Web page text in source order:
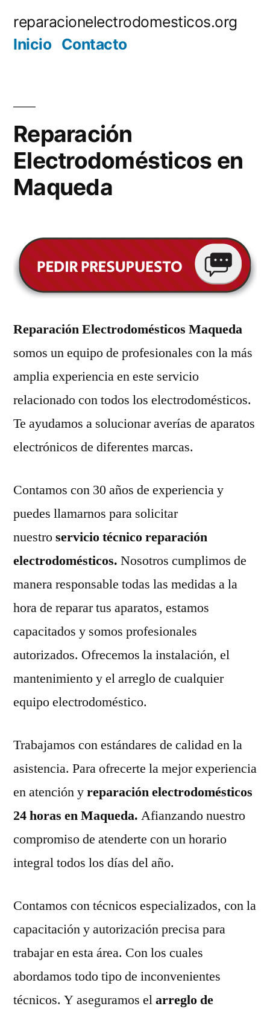
reparacionelectrodomesticos.org
Inicio Contacto
Reparación
Electrodomésticos en
Maqueda
Reparación Electrodomésticos Maqueda
somos un equipo de profesionales con la más
amplia experiencia en este servicio
relacionado con todos los electrodomésticos.
Te ayudamos a solucionar averías de aparatos
electrónicos de diferentes marcas.
Contamos con 30 años de experiencia y
puedes llamarnos para solicitar
nuestroservicio técnico reparación
electrodomésticos. Nosotros cumplimos de
manera responsable todas las medidas a la
hora de reparar tus aparatos, estamos
capacitados y somos profesionales
autorizados. Ofrecemos la instalación, el
mantenimiento y el arreglo de cualquier
equipo electrodoméstico.
Trabajamos con estándares de calidad en la
asistencia. Para ofrecerte la mejor experiencia
en atención yreparación electrodomésticos
24 horas en Maqueda. Afianzando nuestro
compromiso de atenderte con un horario
integral todos los días del año.
Contamos con técnicos especializados, con la
capacitación y autorización precisa para
trabajar en esta área. Con los cuales
abordamos todo tipo de inconvenientes
técnicos. Y aseguramos elarreglo de